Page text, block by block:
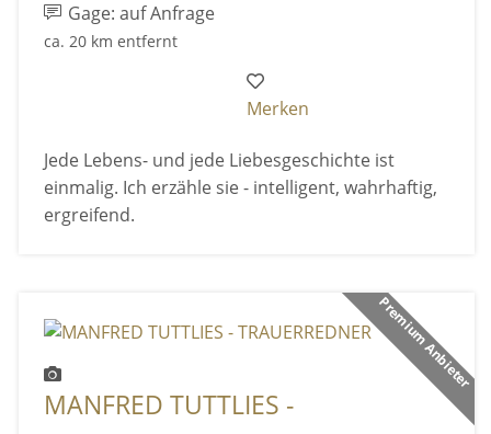
Gage: auf Anfrage
ca. 20 km entfernt
Merken
Jede Lebens- und jede Liebesgeschichte ist
einmalig. Ich erzähle sie - intelligent, wahrhaftig,
ergreifend.
Premium Anbieter
MANFRED TUTTLIES -